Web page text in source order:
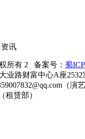
讯
所有 2 备案号： 蜀
业路财富中心A座2532
（演
租赁部）